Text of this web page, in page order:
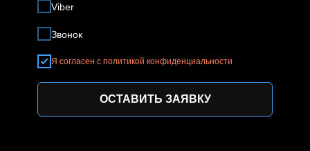
Viber
Звонок
Я согласен с политикой конфиденциальности
ОСТАВИТЬ ЗАЯВКУ